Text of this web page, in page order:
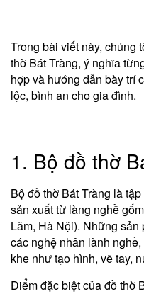
Trong bài viết này, chúng
thờ Bát Tràng, ý nghĩa
hợp và hướng dẫn bày trí
lộc, bình an cho gia đình.
1. Bộ đồ thờ
Bộ đồ thờ Bát Tràng là
sản xuất từ làng nghề
Lâm, Hà Nội). Những
các nghệ nhân lành
khe như tạo hình, vẽ tay,
Điểm đặc biệt của đồ thờ